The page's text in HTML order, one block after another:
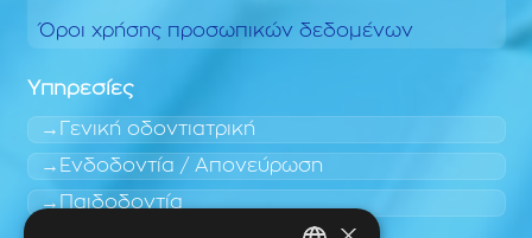
Όροι χρήσης προσωπικών δεδομένων
Υπηρεσίες
Γενική οδοντιατρική
Ενδοδοντία / Απονεύρωση
Παιδοδοντία